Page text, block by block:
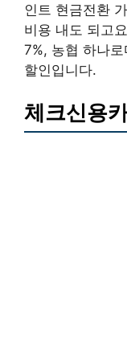
인트 현금전환
비용 내도 되고
7%, 농협 하나
할인입니다.
체크신용